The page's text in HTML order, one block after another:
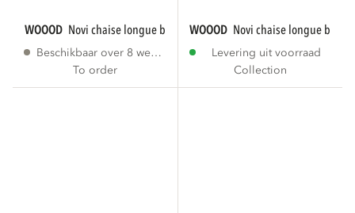
WOOOD novi chaise longue bank rechts bouclé...
Beschikbaar over 8 weken
To order
WOOOD novi chaise longue bank
Levering uit voorraad
Collection